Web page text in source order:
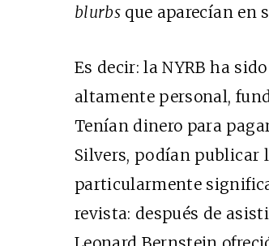
blurbs que aparecían en
Es decir: laNYRB ha
altamente personal,
Tenían dinero para
Silvers, podían publicar
particularmente
revista: después de